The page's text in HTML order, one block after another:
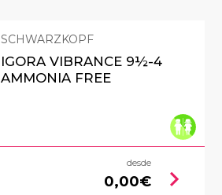
SCHWARZKOPF
IGORA VIBRANCE 9½-4
AMMONIA FREE
desde
0,00€ chevron_right